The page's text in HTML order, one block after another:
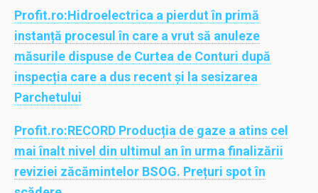
Profit.ro:Hidroelectrica a pierdut în primă
instanță procesul în care a vrut să anuleze
măsurile dispuse de Curtea de Conturi după
inspecția care a dus recent și la sesizarea
Parchetului
Profit.ro:RECORD Producția de gaze a atins cel
mai înalt nivel din ultimul an în urma finalizării
reviziei zăcămintelor BSOG. Prețuri spot în